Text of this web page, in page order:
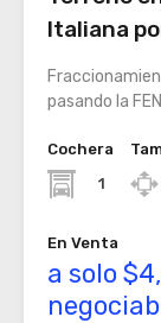
Italiana
pasando la
Cochera
1
En Venta
a solo